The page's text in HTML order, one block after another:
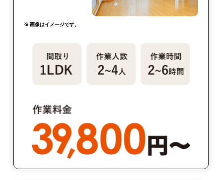
※ 画像はイメージです。